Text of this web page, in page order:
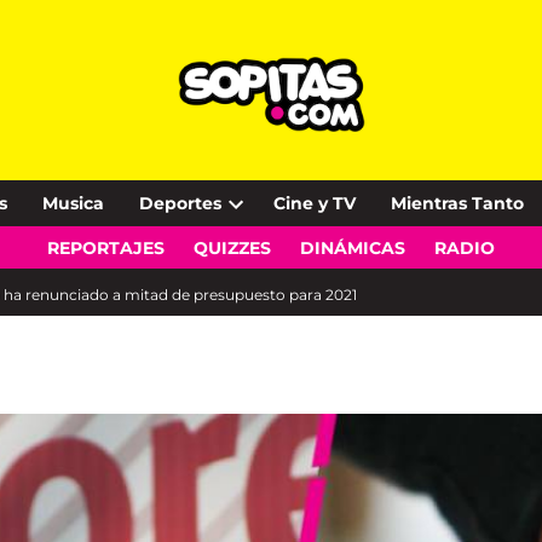
Musica Deportes
Open
dropdown
Cine y TV Mientras Tanto
REPORTAJES QUIZZES DINÁMICAS RADIO
renunciado a mitad de presupuesto para 2021